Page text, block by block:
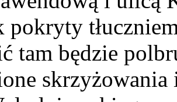
pokryty
tam będzie
skrzyżowania